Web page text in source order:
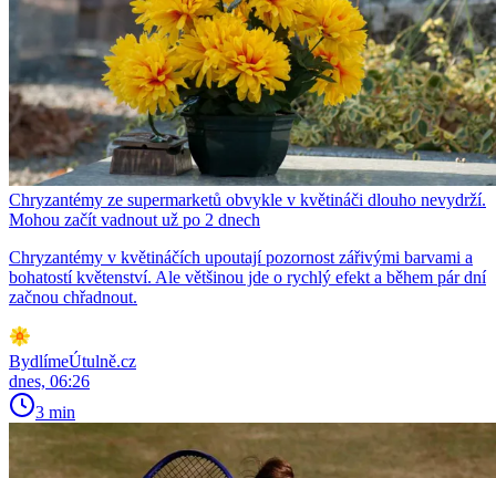
Chryzantémy ze supermarketů obvykle v květináči dlouho nevydrží.
Mohou začít vadnout už po 2 dnech
Chryzantémy v květináčích upoutají pozornost zářivými barvami a
bohatostí květenství. Ale většinou jde o rychlý efekt a během pár dní
začnou chřadnout.
BydlímeÚtulně.cz
dnes, 06:26
3 min